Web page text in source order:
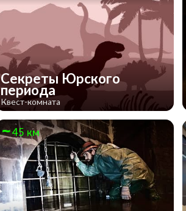
Секреты Юрского
периода
Квест-комната
45 км